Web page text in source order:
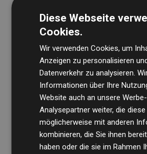
Die
regelmäßig unsere Berechnungen
Transparenz und Verlässlichkeit
Ihre Prüfungen belegen, dass
Klimaschutzprojekte im
Diese Webseite
Cookies.
Wir verwenden Cookies, um
Anzeigen zu personalisieren
Datenverkehr zu analysieren.
Informationen über Ihre
Website auch an unsere
Analysepartner weiter, die diese
möglicherweise mit anderen
kombinieren, die Sie ihnen
haben oder die sie im Rahmen